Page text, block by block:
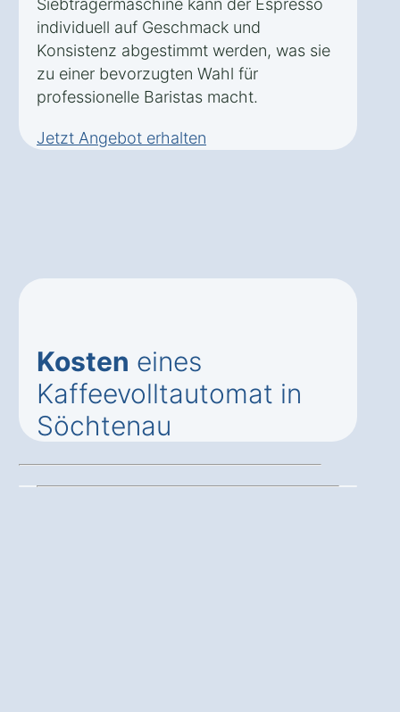
Siebträgermaschine kann der Espresso
individuell auf Geschmack und
Konsistenz abgestimmt werden, was sie
zu einer bevorzugten Wahl für
professionelle Baristas macht.
Jetzt Angebot erhalten
Kosten eines
Kaffeevolltautomat in
Söchtenau